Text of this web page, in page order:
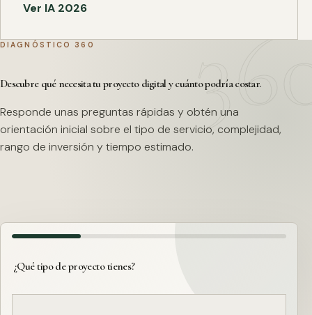
Ver IA 2026
DIAGNÓSTICO 360
Descubre qué necesita tu proyecto digital y cuánto podría costar.
Responde unas preguntas rápidas y obtén una
orientación inicial sobre el tipo de servicio, complejidad,
rango de inversión y tiempo estimado.
¿Qué tipo de proyecto tienes?